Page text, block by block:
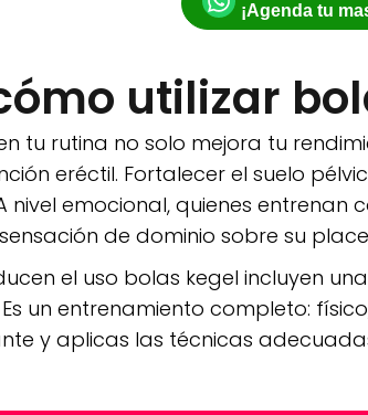
¡Agenda tu
utilizar
tu rutina no solo mejora tu
eréctil. Fortalecer el suelo
nivel emocional, quienes
de dominio sobre su
el uso bolas kegel incluyen
un entrenamiento completo:
y aplicas las técnicas